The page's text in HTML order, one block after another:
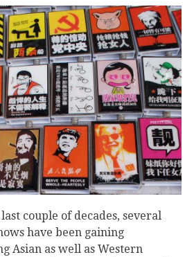
couple of decades, several
have been gaining
Asian as well as Western